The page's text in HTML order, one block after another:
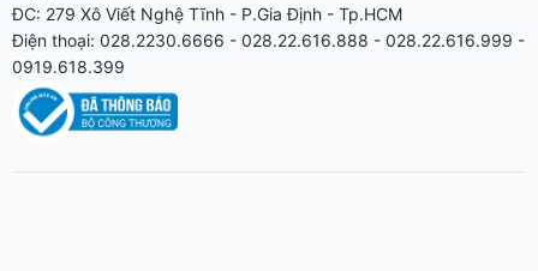
ĐC: 279 Xô Viết Nghệ Tĩnh - P.Gia Định - Tp.HCM
Điện thoại: 028.2230.6666 - 028.22.616.888 - 028.22.616.999 -
0919.618.399